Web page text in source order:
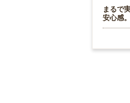
まるで
安心感。